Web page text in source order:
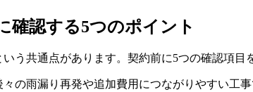
確認する5つのポイント
う共通点があります。契約前に5つの確認項目
の雨漏り再発や追加費用につながりやすい工